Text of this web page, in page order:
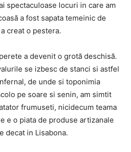
spectaculoase locuri in care am
a fost sapata temeinic de
creat o pestera.
a devenit o grotă deschisă.
se izbesc de stanci si astfel
de unde si toponimia
pe soare si senin, am simtit
frumuseti, nicidecum teama
e o piata de produse artizanale
decat in Lisabona.